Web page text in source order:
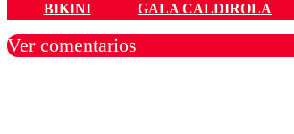
BIKINI GALA CALDIROLA
Ver comentarios